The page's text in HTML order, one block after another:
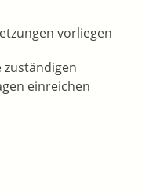
vorliegen
zuständigen
einreichen